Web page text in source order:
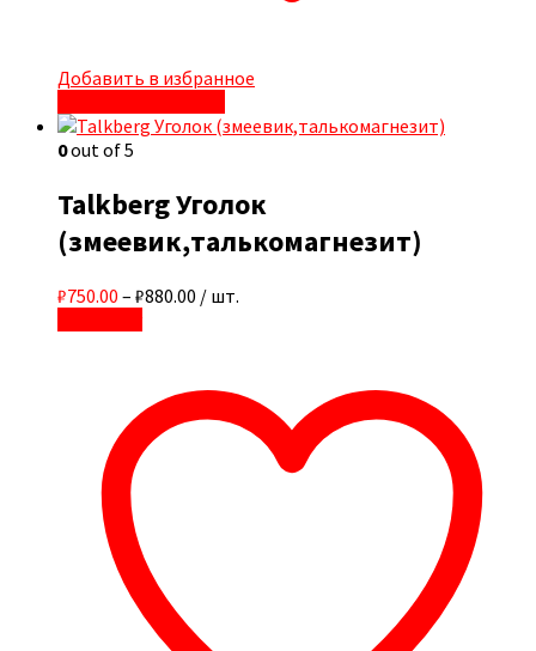
Добавить в избранное
0out of 5
Talkberg Уголок
(змеевик,талькомагнезит)
₽750.00 – ₽880.00 / шт.